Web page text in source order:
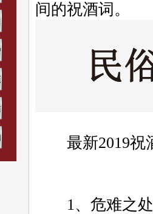
间的祝酒词。
最新2019祝
1、危难之处